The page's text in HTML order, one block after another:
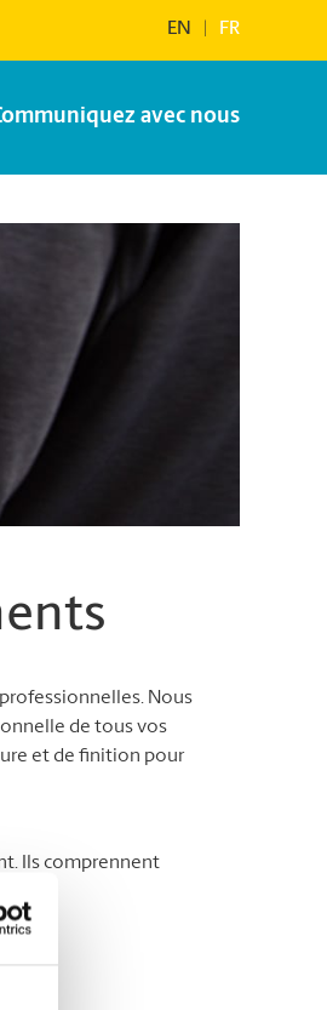
EN FR
avec nous
Nous
de tous vos
et de finition pour
Ils comprennent